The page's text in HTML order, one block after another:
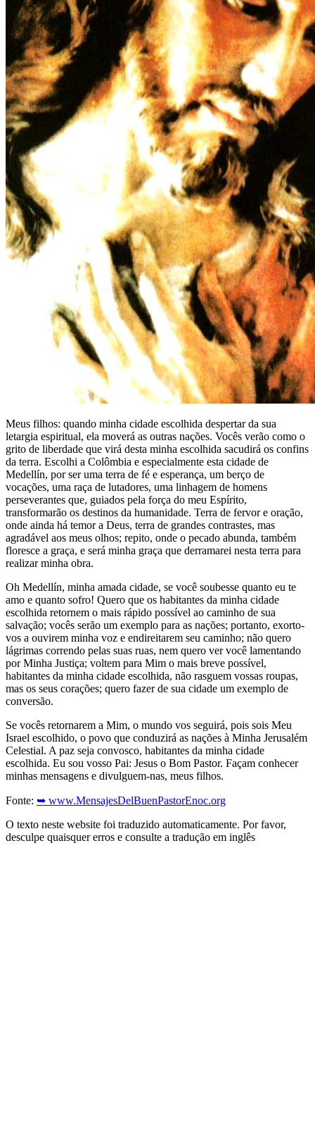
Meus filhos: quando minha cidade escolhida despertar da sua
letargia espiritual, ela moverá as outras nações. Vocês verão como o
grito de liberdade que virá desta minha escolhida sacudirá os confins
da terra. Escolhi a Colômbia e especialmente esta cidade de
Medellín, por ser uma terra de fé e esperança, um berço de
vocações, uma raça de lutadores, uma linhagem de homens
perseverantes que, guiados pela força do meu Espírito,
transformarão os destinos da humanidade. Terra de fervor e oração,
onde ainda há temor a Deus, terra de grandes contrastes, mas
agradável aos meus olhos; repito, onde o pecado abunda, também
floresce a graça, e será minha graça que derramarei nesta terra para
realizar minha obra.
Oh Medellín, minha amada cidade, se você soubesse quanto eu te
amo e quanto sofro! Quero que os habitantes da minha cidade
escolhida retornem o mais rápido possível ao caminho de sua
salvação; vocês serão um exemplo para as nações; portanto, exorto-
vos a ouvirem minha voz e endireitarem seu caminho; não quero
lágrimas correndo pelas suas ruas, nem quero ver você lamentando
por Minha Justiça; voltem para Mim o mais breve possível,
habitantes da minha cidade escolhida, não rasguem vossas roupas,
mas os seus corações; quero fazer de sua cidade um exemplo de
conversão.
Se vocês retornarem a Mim, o mundo vos seguirá, pois sois Meu
Israel escolhido, o povo que conduzirá as nações à Minha Jerusalém
Celestial. A paz seja convosco, habitantes da minha cidade
escolhida. Eu sou vosso Pai: Jesus o Bom Pastor. Façam conhecer
minhas mensagens e divulguem-nas, meus filhos.
Fonte: ➥ www.MensajesDelBuenPastorEnoc.org
O texto neste website foi traduzido automaticamente. Por favor,
desculpe quaisquer erros e consulte a tradução em inglês